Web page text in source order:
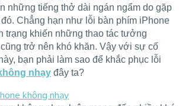
những tiếng thở dài ngán ngẩm do gặp
Chẳng hạn như lỗi bàn phím iPhone
trạng khiến những thao tác tưởng
trở nên khó khăn. Vậy với sự cố
bạn phải làm sao để khắc phục lỗi
nhạy đây ta?